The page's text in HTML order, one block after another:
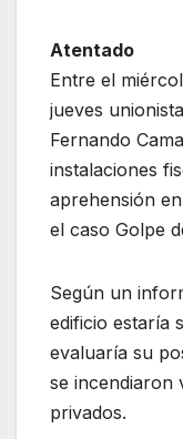
Atentado
Entre el
jueves
Fernando
instalaciones
aprehensión
el caso Golpe
Según un
edificio estaría
evaluaría su
se incendiaron
privados.